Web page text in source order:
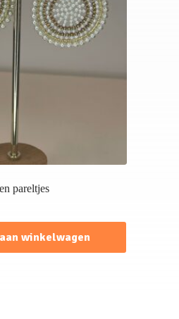
pareltjes
winkelwagen